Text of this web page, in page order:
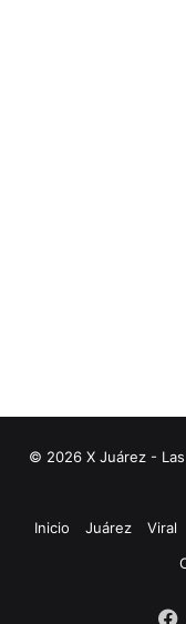
© 2026 X Juárez -
Inicio
Juárez Viral